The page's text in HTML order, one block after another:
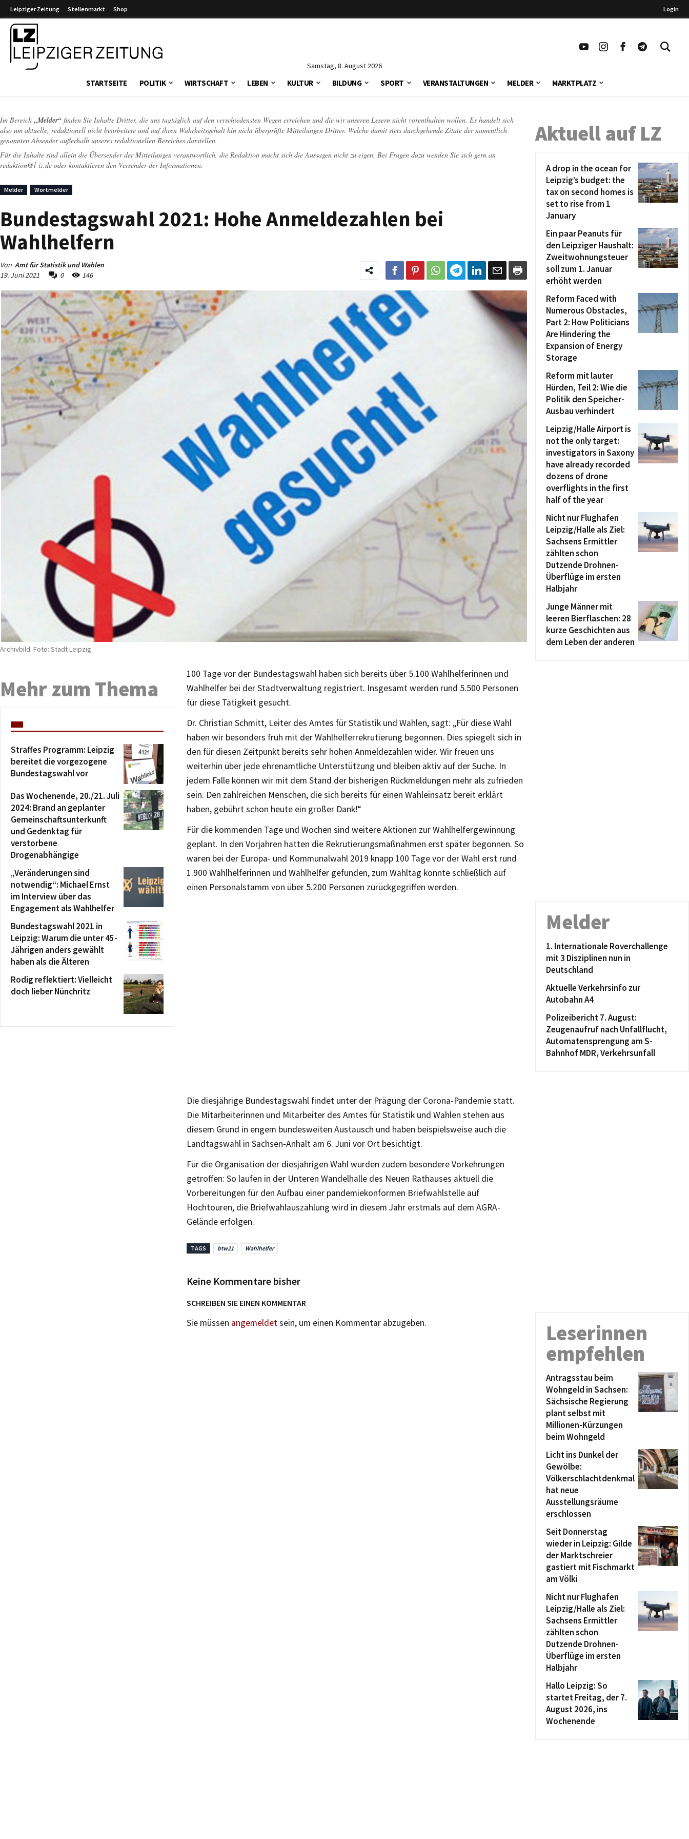
Leipziger Zeitung Stellenmarkt Shop Login
Samstag, 8. August 2026
STARTSEITE POLITIK WIRTSCHAFT LEBEN KULTUR BILDUNG SPORT VERANSTALTUNGEN MELDER MARKTPLATZ
Im Bereich „Melder“ finden Sie Inhalte Dritter, die uns tagtäglich auf den verschiedensten Wegen erreichen und die wir unseren Lesern nicht vorenthalten wollen. Es handelt sich
also um aktuelle, redaktionell nicht bearbeitete und auf ihren Wahrheitsgehalt hin nicht überprüfte Mitteilungen Dritter. Welche damit stets durchgehende Zitate der namentlich
genannten Absender außerhalb unseres redaktionellen Bereiches darstellen.
Für die Inhalte sind allein die Übersender der Mitteilungen verantwortlich, die Redaktion macht sich die Aussagen nicht zu eigen. Bei Fragen dazu wenden Sie sich gern an
redaktion@l-iz.de oder kontaktieren den Versender der Informationen.
Melder Wortmelder
Bundestagswahl 2021: Hohe Anmeldezahlen bei
Wahlhelfern
Von Amt für Statistik und Wahlen
19. Juni 2021
0 146
Archivbild. Foto: Stadt Leipzig
100 Tage vor der Bundestagswahl haben sich bereits über 5.100 Wahlhelferinnen und
Wahlhelfer bei der Stadtverwaltung registriert. Insgesamt werden rund 5.500 Personen
für diese Tätigkeit gesucht.
Dr. Christian Schmitt, Leiter des Amtes für Statistik und Wahlen, sagt: „Für diese Wahl
haben wir besonders früh mit der Wahlhelferrekrutierung begonnen. Dies spiegelt sich in
den für diesen Zeitpunkt bereits sehr hohen Anmeldezahlen wider. Wir freuen uns
weiterhin über jede ehrenamtliche Unterstützung und bleiben aktiv auf der Suche. In
jedem Falle können wir mit dem Stand der bisherigen Rückmeldungen mehr als zufrieden
sein. Den zahlreichen Menschen, die sich bereits für einen Wahleinsatz bereit erklärt
haben, gebührt schon heute ein großer Dank!“
Für die kommenden Tage und Wochen sind weitere Aktionen zur Wahlhelfergewinnung
geplant. In den Vorjahren hatten die Rekrutierungsmaßnahmen erst später begonnen. So
waren bei der Europa- und Kommunalwahl 2019 knapp 100 Tage vor der Wahl erst rund
1.900 Wahlhelferinnen und Wahlhelfer gefunden, zum Wahltag konnte schließlich auf
einen Personalstamm von über 5.200 Personen zurückgegriffen werden.
Die diesjährige Bundestagswahl findet unter der Prägung der Corona-Pandemie statt.
Die Mitarbeiterinnen und Mitarbeiter des Amtes für Statistik und Wahlen stehen aus
diesem Grund in engem bundesweiten Austausch und haben beispielsweise auch die
Landtagswahl in Sachsen-Anhalt am 6. Juni vor Ort besichtigt.
Für die Organisation der diesjährigen Wahl wurden zudem besondere Vorkehrungen
getroffen: So laufen in der Unteren Wandelhalle des Neuen Rathauses aktuell die
Vorbereitungen für den Aufbau einer pandemiekonformen Briefwahlstelle auf
Hochtouren, die Briefwahlauszählung wird in diesem Jahr erstmals auf dem AGRA-
Gelände erfolgen.
TAGS btw21 Wahlhelfer
Keine Kommentare bisher
SCHREIBEN SIE EINEN KOMMENTAR
Sie müssen angemeldetsein, um einen Kommentar abzugeben.
Mehr zum Thema
Straffes Programm: Leipzig
bereitet die vorgezogene
Bundestagswahl vor
Das Wochenende, 20./21. Juli
2024: Brand an geplanter
Gemeinschaftsunterkunft
und Gedenktag für
verstorbene
Drogenabhängige
„Veränderungen sind
notwendig“: Michael Ernst
im Interview über das
Engagement als Wahlhelfer
Bundestagswahl 2021 in
Leipzig: Warum die unter 45-
Jährigen anders gewählt
haben als die Älteren
Rodig reflektiert: Vielleicht
doch lieber Nünchritz
Aktuell auf LZ
A drop in the ocean for
Leipzig’s budget: the
tax on second homes is
set to rise from 1
January
Ein paar Peanuts für
den Leipziger Haushalt:
Zweitwohnungsteuer
soll zum 1. Januar
erhöht werden
Reform Faced with
Numerous Obstacles,
Part 2: How Politicians
Are Hindering the
Expansion of Energy
Storage
Reform mit lauter
Hürden, Teil 2: Wie die
Politik den Speicher-
Ausbau verhindert
Leipzig/Halle Airport is
not the only target:
investigators in Saxony
have already recorded
dozens of drone
overflights in the first
half of the year
Nicht nur Flughafen
Leipzig/Halle als Ziel:
Sachsens Ermittler
zählten schon
Dutzende Drohnen-
Überflüge im ersten
Halbjahr
Junge Männer mit
leeren Bierflaschen: 28
kurze Geschichten aus
dem Leben der anderen
Melder
1. Internationale Roverchallenge
mit 3 Disziplinen nun in
Deutschland
Aktuelle Verkehrsinfo zur
Autobahn A4
Polizeibericht 7. August:
Zeugenaufruf nach Unfallflucht,
Automatensprengung am S-
Bahnhof MDR, Verkehrsunfall
Leserinnen
empfehlen
Antragsstau beim
Wohngeld in Sachsen:
Sächsische Regierung
plant selbst mit
Millionen-Kürzungen
beim Wohngeld
Licht ins Dunkel der
Gewölbe:
Völkerschlachtdenkmal
hat neue
Ausstellungsräume
erschlossen
Seit Donnerstag
wieder in Leipzig: Gilde
der Marktschreier
gastiert mit Fischmarkt
am Völki
Nicht nur Flughafen
Leipzig/Halle als Ziel:
Sachsens Ermittler
zählten schon
Dutzende Drohnen-
Überflüge im ersten
Halbjahr
Hallo Leipzig: So
startet Freitag, der 7.
August 2026, ins
Wochenende